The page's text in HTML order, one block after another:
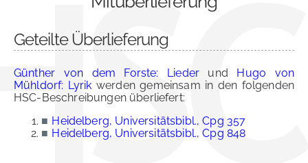
Geteilte Überlieferung
Günther von dem Forste: Lieder und Hugo von
Mühldorf: Lyrik werden gemeinsam in den folgenden
HSC-Beschreibungen überliefert:
■ Heidelberg, Universitätsbibl., Cpg 357
■ Heidelberg, Universitätsbibl., Cpg 848